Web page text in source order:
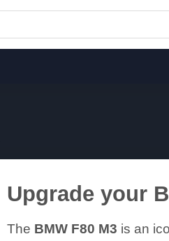
Upgrade your
The BMW F80 M3 is an